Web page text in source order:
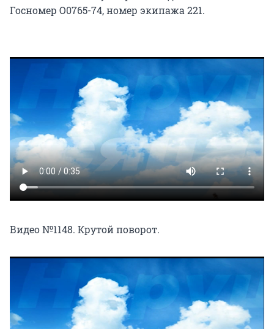
Госномер О0765-74, номер экипажа 221.
Видео №1148. Крутой поворот.